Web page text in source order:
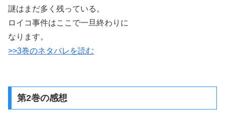
謎はまだ多く残っている。
ロイコ事件はここで一旦終わりに
なります。
>>3巻のネタバレを読む
第2巻の感想